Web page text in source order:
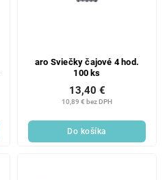
aro Sviečky čajové 4 hod.
100 ks
10,89 € bez DPH
13,40 €
Do košíka